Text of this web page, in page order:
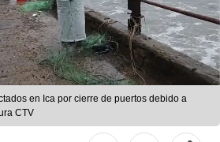
en Ica por cierre de puertos debido a
CTV